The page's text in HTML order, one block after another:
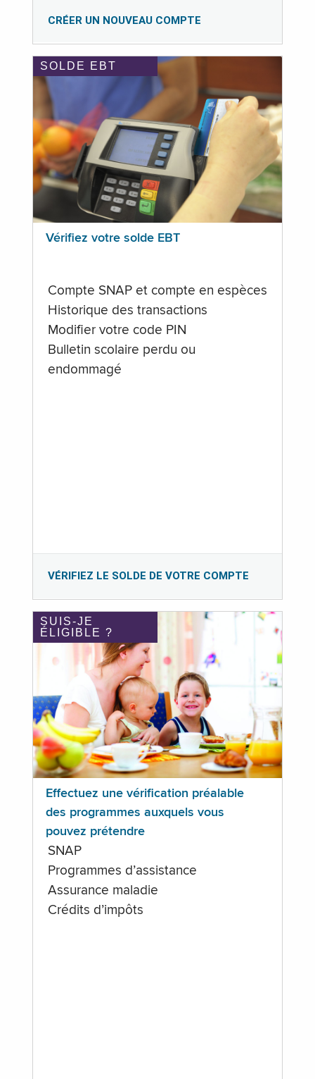
CRÉER UN NOUVEAU COMPTE
SOLDE EBT
Vérifiez votre solde EBT
Compte SNAP et compte en espèces
Historique des transactions
Modifier votre code PIN
Bulletin scolaire perdu ou
endommagé
VÉRIFIEZ LE SOLDE DE VOTRE COMPTE
SUIS-JE
ÉLIGIBLE ?
Effectuez une vérification préalable
des programmes auxquels vous
pouvez prétendre
SNAP
Programmes d’assistance
Assurance maladie
Crédits d’impôts